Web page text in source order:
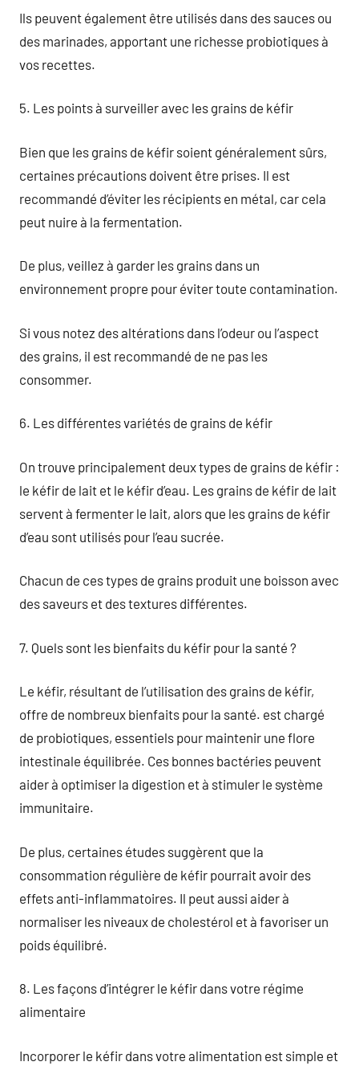
Ils peuvent également être utilisés dans des sauces ou
des marinades, apportant une richesse probiotiques à
vos recettes.
5. Les points à surveiller avec les grains de kéfir
Bien que les grains de kéfir soient généralement sûrs,
certaines précautions doivent être prises. Il est
recommandé d’éviter les récipients en métal, car cela
peut nuire à la fermentation.
De plus, veillez à garder les grains dans un
environnement propre pour éviter toute contamination.
Si vous notez des altérations dans l’odeur ou l’aspect
des grains, il est recommandé de ne pas les
consommer.
6. Les différentes variétés de grains de kéfir
On trouve principalement deux types de grains de kéfir :
le kéfir de lait et le kéfir d’eau. Les grains de kéfir de lait
servent à fermenter le lait, alors que les grains de kéfir
d’eau sont utilisés pour l’eau sucrée.
Chacun de ces types de grains produit une boisson avec
des saveurs et des textures différentes.
7. Quels sont les bienfaits du kéfir pour la santé ?
Le kéfir, résultant de l’utilisation des grains de kéfir,
offre de nombreux bienfaits pour la santé. est chargé
de probiotiques, essentiels pour maintenir une flore
intestinale équilibrée. Ces bonnes bactéries peuvent
aider à optimiser la digestion et à stimuler le système
immunitaire.
De plus, certaines études suggèrent que la
consommation régulière de kéfir pourrait avoir des
effets anti-inflammatoires. Il peut aussi aider à
normaliser les niveaux de cholestérol et à favoriser un
poids équilibré.
8. Les façons d’intégrer le kéfir dans votre régime
alimentaire
Incorporer le kéfir dans votre alimentation est simple et